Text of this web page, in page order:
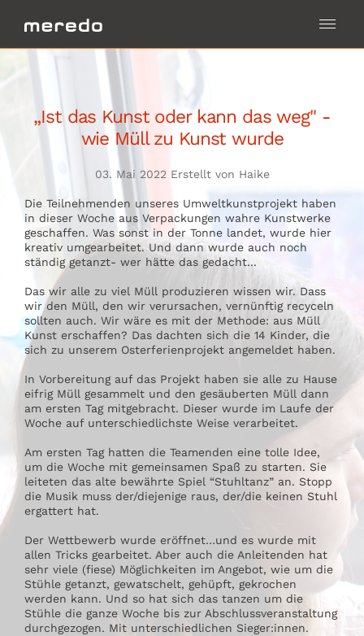
„Ist das Kunst oder kann das weg" -
wie Müll zu Kunst wurde
03. Mai 2022 Erstellt von Haike
Die Teilnehmenden unseres Umweltkunstprojekt haben
in dieser Woche aus Verpackungen wahre Kunstwerke
geschaffen. Was sonst in der Tonne landet, wurde hier
kreativ umgearbeitet. Und dann wurde auch noch
ständig getanzt- wer hätte das gedacht...
Das wir alle zu viel Müll produzieren wissen wir. Dass
wir den Müll, den wir verursachen, vernünftig recyceln
sollten auch. Wir wäre es mit der Methode: aus Müll
Kunst erschaffen? Das dachten sich die 14 Kinder, die
sich zu unserem Osterferienprojekt angemeldet haben.
In Vorbereitung auf das Projekt haben sie alle zu Hause
eifrig Müll gesammelt und den gesäuberten Müll dann
am ersten Tag mitgebracht. Dieser wurde im Laufe der
Woche auf unterschiedlichste Weise verarbeitet.
Am ersten Tag hatten die Teamenden eine tolle Idee,
um die Woche mit gemeinsamen Spaß zu starten. Sie
leiteten das alte bewährte Spiel “Stuhltanz” an. Stopp
die Musik muss der/diejenige raus, der/die keinen Stuhl
ergattert hat.
Der Wettbewerb wurde eröffnet…und es wurde mit
allen Tricks gearbeitet. Aber auch die Anleitenden hat
sehr viele (fiese) Möglichkeiten im Angebot, wie um die
Stühle getanzt, gewatschelt, gehüpft, gekrochen
werden kann. Und so hat sich das tanzen um die
Stühle die ganze Woche bis zur Abschlussveranstaltung
durchgezogen. Mit unterschiedlichen Sieger:innen.